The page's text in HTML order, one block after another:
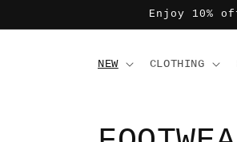
進む
Enjoy 10%
NEW CLOTHING